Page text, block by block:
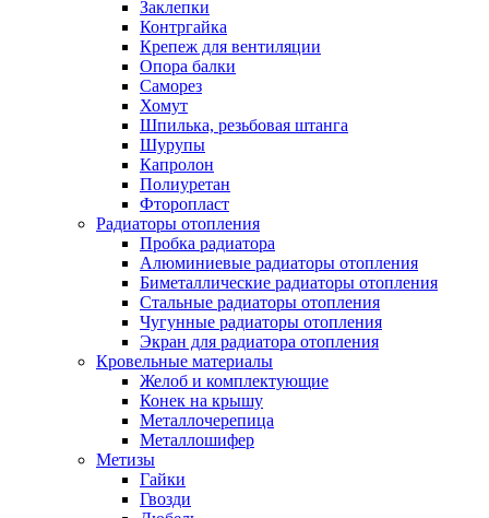
Заклепки
Контргайка
Крепеж для вентиляции
Опора балки
Саморез
Хомут
Шпилька, резьбовая штанга
Шурупы
Капролон
Полиуретан
Фторопласт
Радиаторы отопления
Пробка радиатора
Алюминиевые радиаторы отопления
Биметаллические радиаторы отопления
Стальные радиаторы отопления
Чугунные радиаторы отопления
Экран для радиатора отопления
Кровельные материалы
Желоб и комплектующие
Конек на крышу
Металлочерепица
Металлошифер
Метизы
Гайки
Гвозди